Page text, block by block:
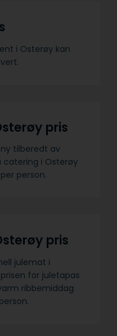
i Osterøy kan
pris
tilberedt av
catering i Osterøy
person.
pris
julemat i
for juletapas
ribbemiddag